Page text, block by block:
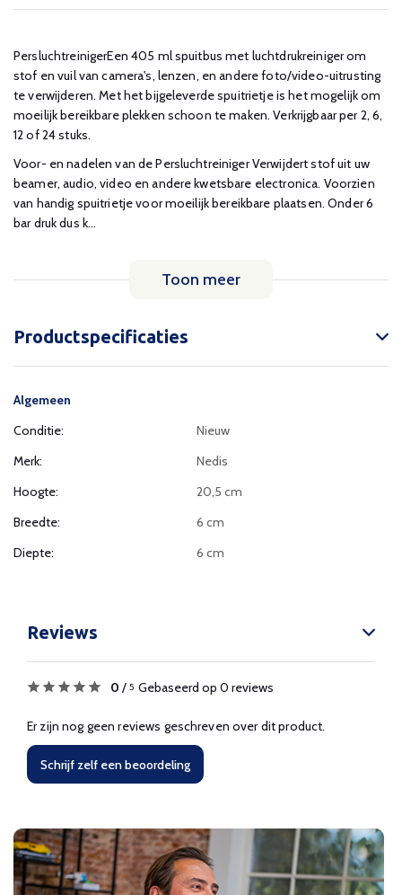
PersluchtreinigerEen 405 ml spuitbus met luchtdrukreiniger om
stof en vuil van camera's, lenzen, en andere foto/video-uitrusting
te verwijderen. Met het bijgeleverde spuitrietje is het mogelijk om
moeilijk bereikbare plekken schoon te maken. Verkrijgbaar per 2, 6,
12 of 24 stuks.
Voor- en nadelen van de Persluchtreiniger Verwijdert stof uit uw
beamer, audio, video en andere kwetsbare electronica. Voorzien
van handig spuitrietje voor moeilijk bereikbare plaatsen. Onder 6
bar druk dus k...
Toon meer
Productspecificaties
Algemeen
Conditie:
Nieuw
Merk:
Nedis
Hoogte:
20,5 cm
Breedte:
6 cm
Diepte:
6 cm
Reviews
0 / 5 Gebaseerd op 0 reviews
Er zijn nog geen reviews geschreven over dit product.
Schrijf zelf een beoordeling